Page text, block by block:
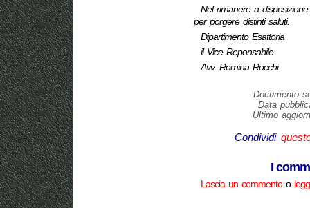
Nel rimanere a
per porgere distintisaluti.
Dipartimento Esattoria
il Vice Reponsabile
Avv. Romina Rocchi
Documento
Data
Ultimo
Condividi
I
Lascia un commentoo